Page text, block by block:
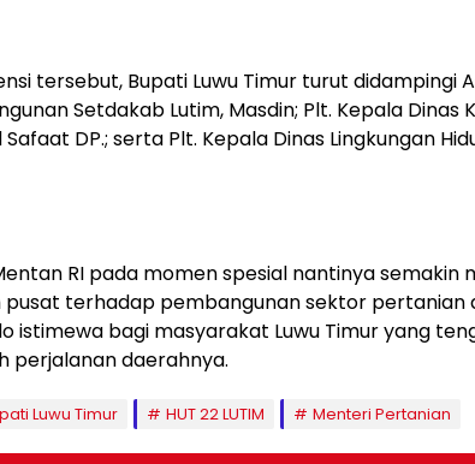
tersebut, Bupati Luwu Timur turut didampingi
Setdakab Lutim, Masdin; Plt. Kepala Dinas
DP.; serta Plt. Kepala Dinas Lingkungan
RI pada momen spesial nantinya
terhadap pembangunan sektor pertanian
istimewa bagi masyarakat Luwu Timur yang
perjalanan daerahnya.
Luwu Timur HUT 22 LUTIM Menteri Pertanian